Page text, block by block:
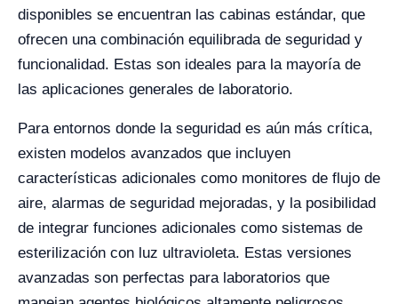
disponibles se encuentran las cabinas estándar, que
ofrecen una combinación equilibrada de seguridad y
funcionalidad. Estas son ideales para la mayoría de
las aplicaciones generales de laboratorio.
Para entornos donde la seguridad es aún más crítica,
existen modelos avanzados que incluyen
características adicionales como monitores de flujo de
aire, alarmas de seguridad mejoradas, y la posibilidad
de integrar funciones adicionales como sistemas de
esterilización con luz ultravioleta. Estas versiones
avanzadas son perfectas para laboratorios que